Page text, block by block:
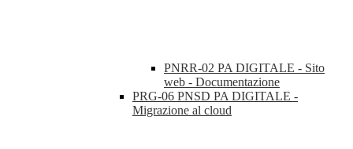
PNRR-02 PA DIGITALE - Sito
web - Documentazione
PRG-06 PNSD PA DIGITALE -
Migrazione al cloud